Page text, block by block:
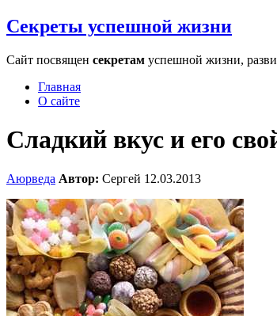
Секреты успешной жизни
Сайт посвящен секретам успешной жизни,
Главная
О сайте
Сладкий вкус и его
Аюрведа Автор: Сергей 12.03.2013